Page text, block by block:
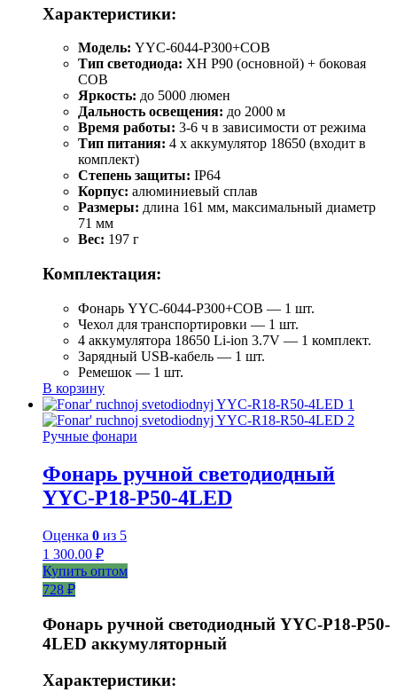
Характеристики:
Модель: YYC-6044-P300+COB
Тип светодиода: XH P90 (основной) + боковая
COB
Яркость: до 5000 люмен
Дальность освещения: до 2000 м
Время работы: 3-6 ч в зависимости от режима
Тип питания: 4 x аккумулятор 18650 (входит в
комплект)
Степень защиты: IP64
Корпус: алюминиевый сплав
Размеры: длина 161 мм, максимальный диаметр
71 мм
Вес: 197 г
Комплектация:
Фонарь YYC-6044-P300+COB — 1 шт.
Чехол для транспортировки — 1 шт.
4 аккумулятора 18650 Li-ion 3.7V — 1 комплект.
Зарядный USB-кабель — 1 шт.
Ремешок — 1 шт.
В корзину
Ручные фонари
Фонарь ручной светодиодный
YYC-P18-P50-4LED
Оценка 0 из 5
1 300.00 ₽
Купить оптом
728 ₽
Фонарь ручной светодиодный YYC-Р18-Р50-
4LED аккумуляторный
Характеристики: